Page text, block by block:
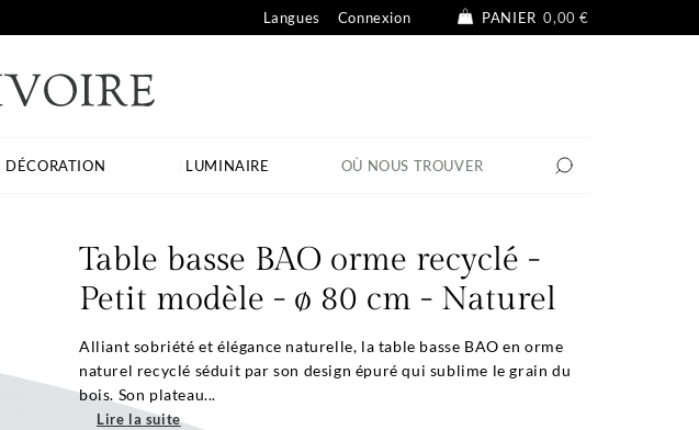
Langues Connexion PANIER 0,00 €
DÉCORATION LUMINAIRE OÙ NOUS TROUVER
Table basse BAO orme recyclé -
Petit modèle - ø 80 cm - Naturel
Alliant sobriété et élégance naturelle, la table basse BAO en orme
naturel recyclé séduit par son design épuré qui sublime le grain du
bois. Son plateau...
Lire la suite